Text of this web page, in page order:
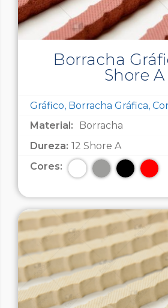
Borracha
Shore A
Gráfico, Borracha Gráfica,
Material:
Borracha
Dureza: 12 Shore A
Cores: